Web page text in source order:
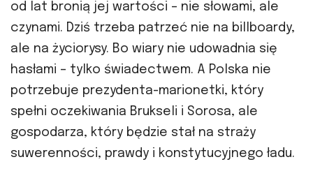
od lat bronią jej wartości – nie słowami, ale
czynami. Dziś trzeba patrzeć nie na billboardy,
ale na życiorysy. Bo wiary nie udowadnia się
hasłami – tylko świadectwem. A Polska nie
potrzebuje prezydenta-marionetki, który
spełni oczekiwania Brukseli i Sorosa, ale
gospodarza, który będzie stał na straży
suwerenności, prawdy i konstytucyjnego ładu.